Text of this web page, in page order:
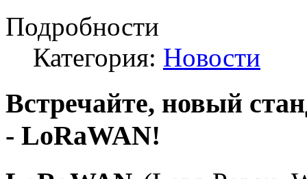
Подробности
Категория: Новости
Встречайте, новый
- LoRaWAN!